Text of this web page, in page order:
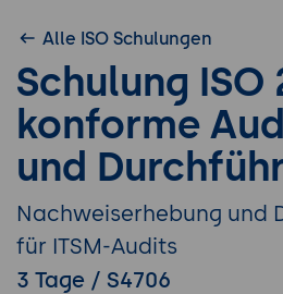
Alle ISO Schulungen
Schulung ISO
konforme
und
Nachweiserhebung und
für ITSM-Audits
3 Tage / S4706